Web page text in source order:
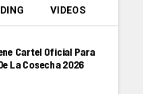
VIDEOS
Cartel Oficial Para
La Cosecha 2026